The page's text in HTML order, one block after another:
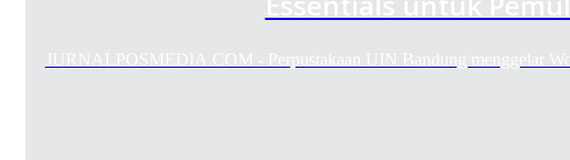
JURNALPOSMEDIA.COM - Perpustakaan UIN Bandung menggelar